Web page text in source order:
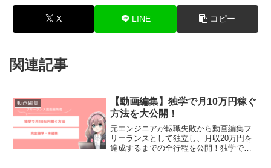
X LINE コピー
関連記事
動画編集
【動画編集】独学で月10万円稼ぐ
方法を大公開！
元エンジニアが転職失敗から動画編集フ
リーランスとして独立し、月収20万円を
達成するまでの全行程を公開！独学で月